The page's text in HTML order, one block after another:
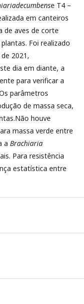
e T4 –
em canteiros
de aves de corte
Foi realizado
2021,
dia em diante, a
para verificar a
parâmetros
de massa seca,
houve
massa verde entre
a Brachiaria
Para resistência
estatística entre